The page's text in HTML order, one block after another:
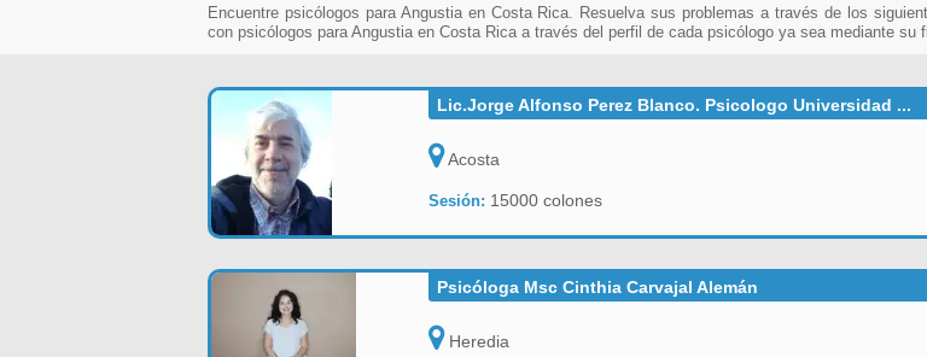
Encuentre psicólogos para Angustia en Costa Rica. Resuelva sus problemas a través de los
con psicólogos para Angustia en Costa Rica a través del perfil de cada psicólogo ya sea mediante su
Lic.Jorge Alfonso Perez Blanco. Psicologo Universidad ...
Acosta
Sesión: 15000 colones
Psicóloga Msc Cinthia Carvajal Alemán
Heredia